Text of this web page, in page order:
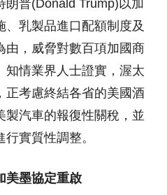
普(Donald Trump)以加
乳製品進口配額制度及
由，威脅對數百項加國商
知情業界人士證實，渥太
正考慮終結各省的美國酒
製汽車的報復性關稅，並
實質性調整。
美墨協定重啟